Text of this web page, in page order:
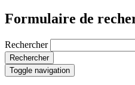
Formulaire de
Rechercher
Rechercher
Toggle navigation